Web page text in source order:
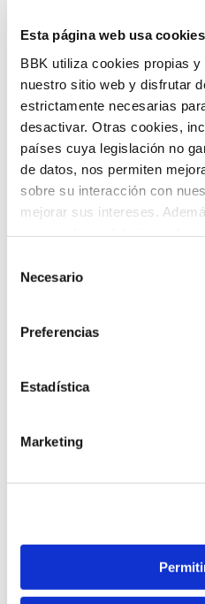
Esta página web usa cookies
BBK utiliza cookies propias
nuestro sitio web y disfrutar
estrictamente necesarias
desactivar. Otras cookies,
países cuya legislación no
de datos, nos permiten
sobre su interacción con
mejorar sus intereses.
proporcionado o que hayan
Necesario
Preferencias
Estadística
Marketing
The Future
The Future Game
participación
cosmovisiones de
en las temáticas
hacia el futuro a
Convocatorias
Generación de
conocimiento